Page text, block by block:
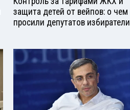
защита детей от вейпов: о чем
просили депутатов избиратели